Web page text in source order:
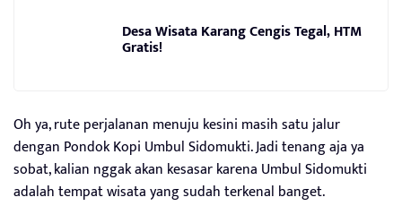
Desa Wisata Karang Cengis Tegal, HTM
Gratis!
Oh ya, rute perjalanan menuju kesini masih satu jalur
dengan Pondok Kopi Umbul Sidomukti. Jadi tenang aja ya
sobat, kalian nggak akan kesasar karena Umbul Sidomukti
adalah tempat wisata yang sudah terkenal banget.